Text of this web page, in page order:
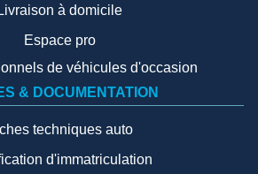
Livraison à domicile
Espace pro
de véhicules d'occasion
& DOCUMENTATION
techniques auto
d'immatriculation